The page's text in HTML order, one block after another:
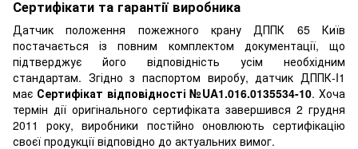
Сертифікати та гарантії виробника
Датчик положення пожежного крану ДППК 65 Київ
постачається із повним комплектом документації, що
підтверджує його відповідність усім необхідним
стандартам. Згідно з паспортом виробу, датчик ДППК-I1
має Сертифікат відповідності №UA1.016.0135534-10. Хоча
термін дії оригінального сертифіката завершився 2 грудня
2011 року, виробники постійно оновлюють сертифікацію
своєї продукції відповідно до актуальних вимог.